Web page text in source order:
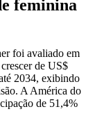
feminina
foi avaliado em
de US$
2034, exibindo
A América do
de 51,4%